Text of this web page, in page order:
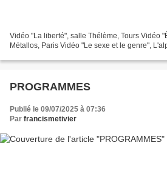
Vidéo "La liberté", salle Thélème, Tours Vidéo
Métallos, Paris Vidéo "Le sexe et le genre",
PROGRAMMES
Publié le 09/07/2025 à 07:36
Par francismetivier